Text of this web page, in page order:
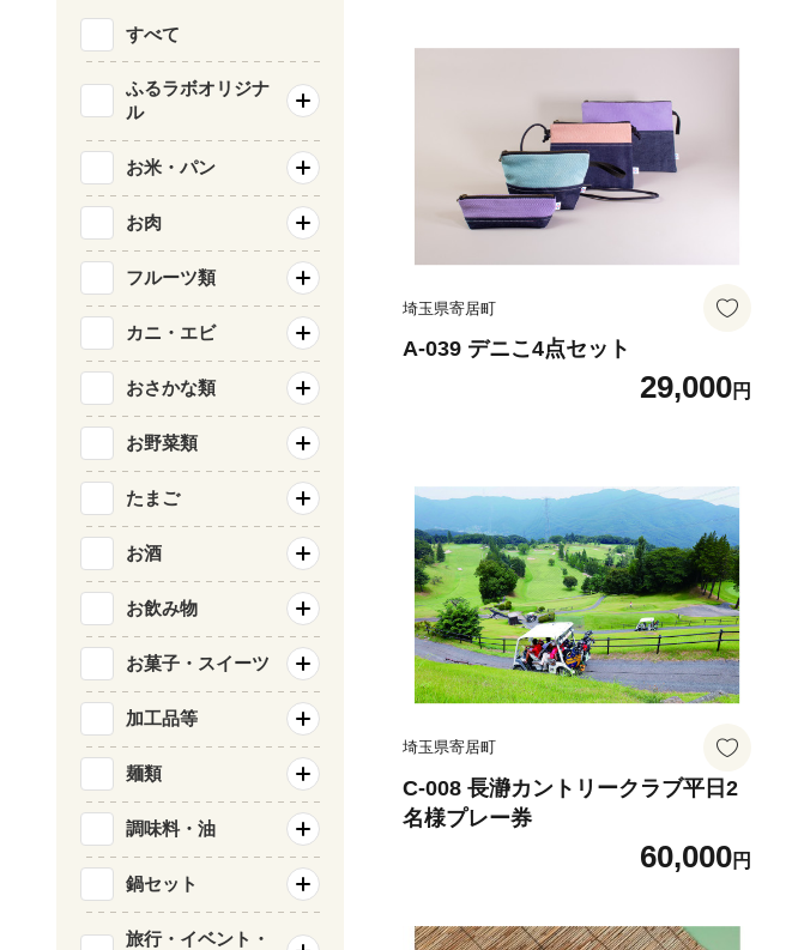
埼玉県寄居町
A-039 デニこ4点セット
29,000円
埼玉県寄居町
C-008 長瀞カントリークラブ平日2
名様プレー券
60,000円
すべて
ふるラボオリジナ
ル
お米・パン
お肉
フルーツ類
カニ・エビ
おさかな類
お野菜類
たまご
お酒
お飲み物
お菓子・スイーツ
加工品等
麺類
調味料・油
鍋セット
旅行・イベント・